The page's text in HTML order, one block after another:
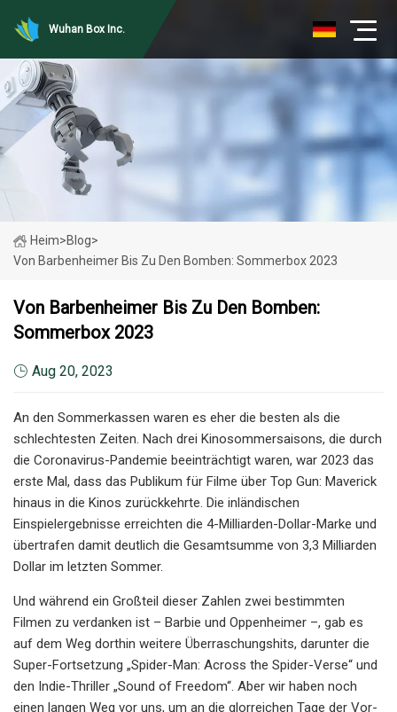
Wuhan Box Inc.
Heim>Blog>
Von Barbenheimer Bis Zu Den Bomben: Sommerbox 2023
Von Barbenheimer Bis Zu Den Bomben:
Sommerbox 2023
Aug 20, 2023
An den Sommerkassen waren es eher die besten als die
schlechtesten Zeiten. Nach drei Kinosommersaisons, die durch
die Coronavirus-Pandemie beeinträchtigt waren, war 2023 das
erste Mal, dass das Publikum für Filme über Top Gun: Maverick
hinaus in die Kinos zurückkehrte. Die inländischen
Einspielergebnisse erreichten die 4-Milliarden-Dollar-Marke und
übertrafen damit deutlich die Gesamtsumme von 3,3 Milliarden
Dollar im letzten Sommer.
Und während ein Großteil dieser Zahlen zwei bestimmten
Filmen zu verdanken ist – Barbie und Oppenheimer –, gab es
auf dem Weg dorthin weitere Überraschungshits, darunter die
Super-Fortsetzung „Spider-Man: Across the Spider-Verse“ und
den Indie-Thriller „Sound of Freedom“. Aber wir haben noch
einen langen Weg vor uns, um an die glorreichen Tage der Vor-